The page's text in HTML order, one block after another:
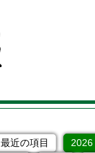
最近の項目
2026